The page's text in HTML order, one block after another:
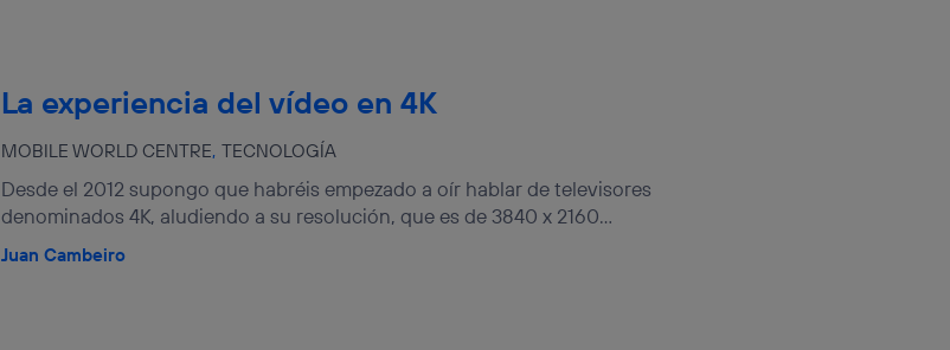
MOBILE WORLD CENTRE TECNOLOGÍA
La experiencia del vídeo en 4K
Desde el 2012 supongo que habréis empezado a oír hablar de televisores
denominados 4K, aludiendo a su resolución, que es de 3840 x 2160...
Juan Cambeiro